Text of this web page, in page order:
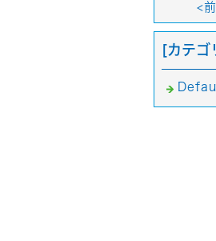
<
[カテゴ